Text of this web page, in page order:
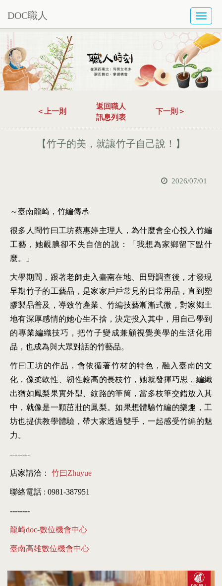
DOC職人
＜上一則
返回職人
訊息列表
下一則＞
【竹子的美，就讓竹子自己說！】
2026/07/01
～臺南龍崎，竹編傳承
很多人問竹曰工坊蔡惠婷主理人，為什麼會全心投入竹編
工藝，她靦腆卻不失自信的說：「我想為家鄉留下點什
麼。」
大學期間，跟著老師走入臺南在地、田野調查後，才發現
早期竹子的工藝品，是家家戶戶常見的日常用品，直到塑
膠製品普及，導致竹產業、竹編技藝漸漸式微，對家鄉土
地有深厚感情的她心生不捨，決定投入其中，用自己學到
的專業編織技巧，把竹子變成兼顧視覺美學的生活化用
品，也成為與大眾對話的竹藝品。
竹曰工坊的作品，會依循著竹材的特色，融入臺南的文
化，像柔軟性、韌性較高的長枝竹，她就發揮巧思，編織
出猶如鳳梨果實外型、紋路的筆筒，當多枝筆交錯放入其
中，就像是一顆茁壯的鳳梨。如果想體驗竹編的樂趣，工
坊也提供教學體驗，帶大家透過雙手，一起感受竹編的魅
力。
--------
店家請洽： 竹曰Zhuyue
聯絡電話 : 0981-387951
--------
龍崎doc-數位機會中心
臺南高雄數位機會中心